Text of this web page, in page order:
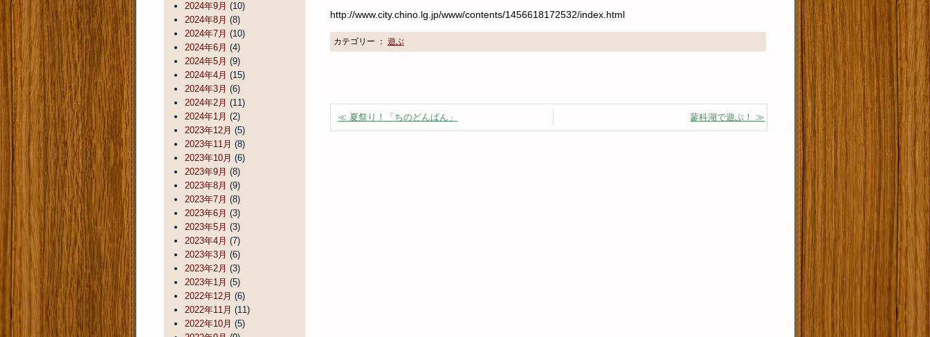
http://www.city.chino.lg.jp/www/contents/1456618172532/index.html
カテゴリー ： 遊ぶ
≪ 夏祭り！「ちのどんぱん」 蓼科湖で遊ぶ！ ≫
2024年9月 (10)
2024年8月 (8)
2024年7月 (10)
2024年6月 (4)
2024年5月 (9)
2024年4月 (15)
2024年3月 (6)
2024年2月 (11)
2024年1月 (2)
2023年12月 (5)
2023年11月 (8)
2023年10月 (6)
2023年9月 (8)
2023年8月 (9)
2023年7月 (8)
2023年6月 (3)
2023年5月 (3)
2023年4月 (7)
2023年3月 (6)
2023年2月 (3)
2023年1月 (5)
2022年12月 (6)
2022年11月 (11)
2022年10月 (5)